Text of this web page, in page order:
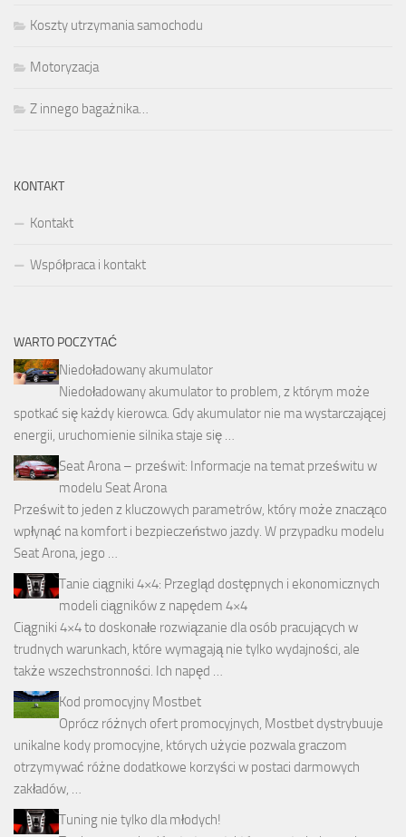
Koszty utrzymania samochodu
Motoryzacja
Z innego bagażnika…
KONTAKT
Kontakt
Współpraca i kontakt
WARTO POCZYTAĆ
Niedoładowany akumulator
Niedoładowany akumulator to problem, z którym może
spotkać się każdy kierowca. Gdy akumulator nie ma wystarczającej
energii, uruchomienie silnika staje się …
Seat Arona – prześwit: Informacje na temat prześwitu w
modelu Seat Arona
Prześwit to jeden z kluczowych parametrów, który może znacząco
wpłynąć na komfort i bezpieczeństwo jazdy. W przypadku modelu
Seat Arona, jego …
Tanie ciągniki 4×4: Przegląd dostępnych i ekonomicznych
modeli ciągników z napędem 4×4
Ciągniki 4×4 to doskonałe rozwiązanie dla osób pracujących w
trudnych warunkach, które wymagają nie tylko wydajności, ale
także wszechstronności. Ich napęd …
Kod promocyjny Mostbet
Oprócz różnych ofert promocyjnych, Mostbet dystrybuuje
unikalne kody promocyjne, których użycie pozwala graczom
otrzymywać różne dodatkowe korzyści w postaci darmowych
zakładów, …
Tuning nie tylko dla młodych!